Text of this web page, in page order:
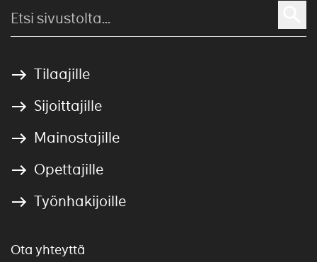
Tilaajille
Sijoittajille
Mainostajille
Opettajille
Työnhakijoille
Ota yhteyttä